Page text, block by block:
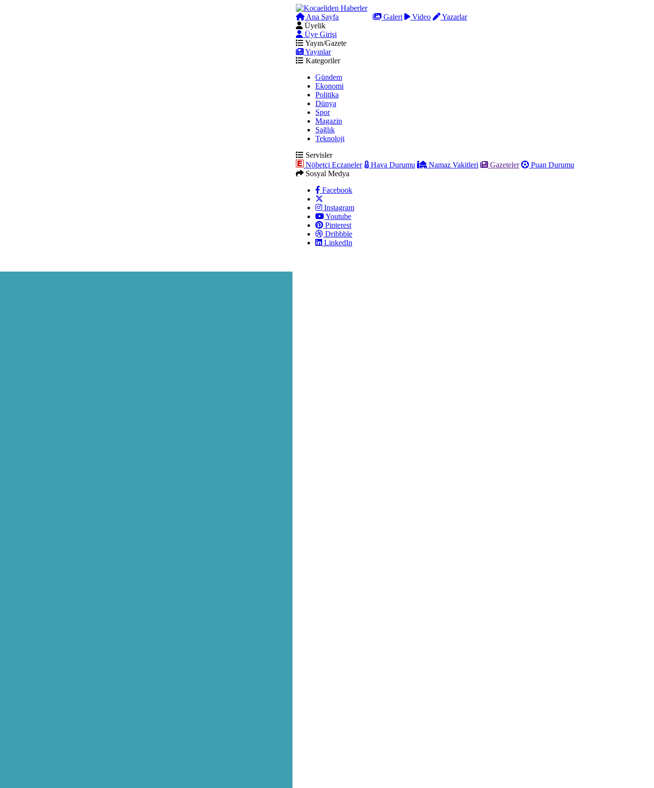
Ana Sayfa Galeri Video
Yazarlar
Üyelik
Üye Girişi
Yayın/Gazete
Yayınlar
Kategoriler
Gündem
Ekonomi
Politika
Dünya
Spor
Magazin
Sağlık
Teknoloji
Servisler
Nöbetçi Eczaneler
Hava Durumu Namaz Vakitleri Gazeteler
Puan Durumu
Sosyal Medya
Facebook
Instagram
Youtube
Pinterest
Dribbble
LinkedIn